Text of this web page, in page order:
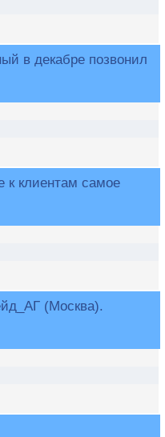
в декабре позвонил
к клиентам самое
(Москва).